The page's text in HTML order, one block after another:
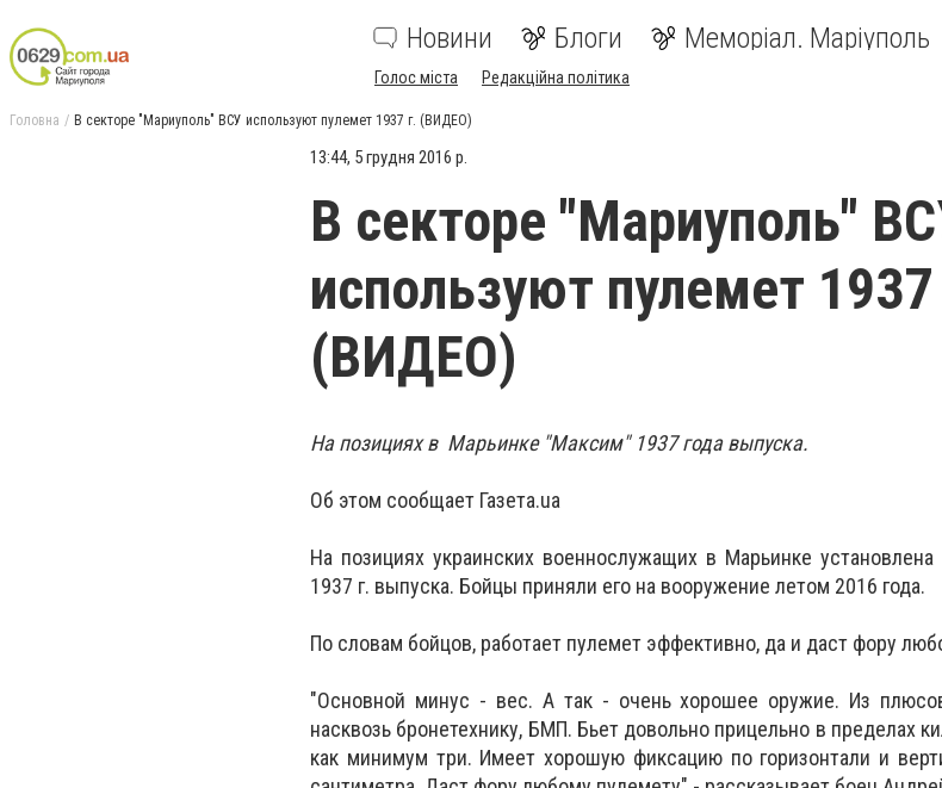
Новини Блоги Меморіал. Маріуполь
Голос міста Редакційна політика
Головна В секторе "Мариуполь" ВСУ используют пулемет 1937 г. (ВИДЕО)
13:44, 5 грудня 2016 р.
В секторе "Мариуполь"
используют пулемет 1937
(ВИДЕО)
На позициях в Марьинке "Максим" 1937 года выпуска.
Об этом сообщает Газета.ua
На позициях украинских военнослужащих в Марьинке
1937 г. выпуска. Бойцы приняли его на вооружение летом 2016 года.
По словам бойцов, работает пулемет эффективно, да и даст фору
"Основной минус - вес. А так - очень хорошее оружие. Из
насквозь бронетехнику, БМП. Бьет довольно прицельно в пределах
как минимум три. Имеет хорошую фиксацию по горизонтали и